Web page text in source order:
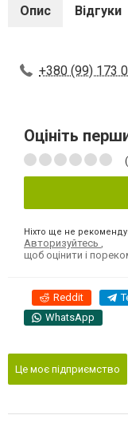
Опис Відгуки
+380 (99) 173
Оцініть
(
Ніхто ще не
Авторизуйтесь
щоб оцінити і
Reddit
WhatsApp
Це моє підприємство